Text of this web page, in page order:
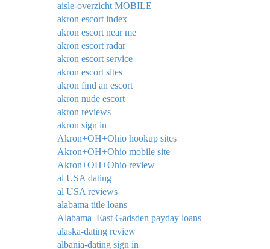
aisle-overzicht MOBILE
akron escort index
akron escort near me
akron escort radar
akron escort service
akron escort sites
akron find an escort
akron nude escort
akron reviews
akron sign in
Akron+OH+Ohio hookup sites
Akron+OH+Ohio mobile site
Akron+OH+Ohio review
al USA dating
al USA reviews
alabama title loans
Alabama_East Gadsden payday loans
alaska-dating review
albania-dating sign in